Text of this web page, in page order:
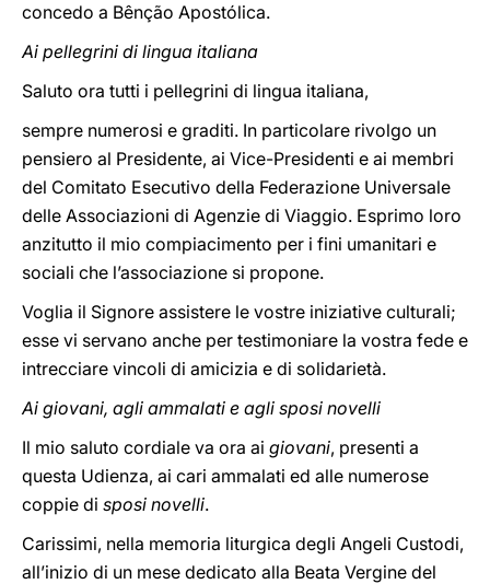
concedo a Bênção Apostólica.
Ai pellegrini di lingua italiana
Saluto ora tutti i pellegrini di lingua italiana,
sempre numerosi e graditi. In particolare rivolgo un
pensiero al Presidente, ai Vice-Presidenti e ai membri
del Comitato Esecutivo della Federazione Universale
delle Associazioni di Agenzie di Viaggio. Esprimo loro
anzitutto il mio compiacimento per i fini umanitari e
sociali che l’associazione si propone.
Voglia il Signore assistere le vostre iniziative culturali;
esse vi servano anche per testimoniare la vostra fede e
intrecciare vincoli di amicizia e di solidarietà.
Ai giovani, agli ammalati e agli sposi novelli
Il mio saluto cordiale va ora ai giovani, presenti a
questa Udienza, ai cari ammalati ed alle numerose
coppie di sposi novelli.
Carissimi, nella memoria liturgica degli Angeli Custodi,
all’inizio di un mese dedicato alla Beata Vergine del